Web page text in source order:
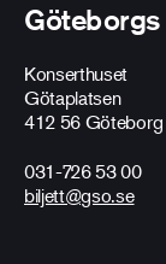
Konserthuset
Götaplatsen
412 56 Göteborg
031-726 53 00
biljett@gso.se